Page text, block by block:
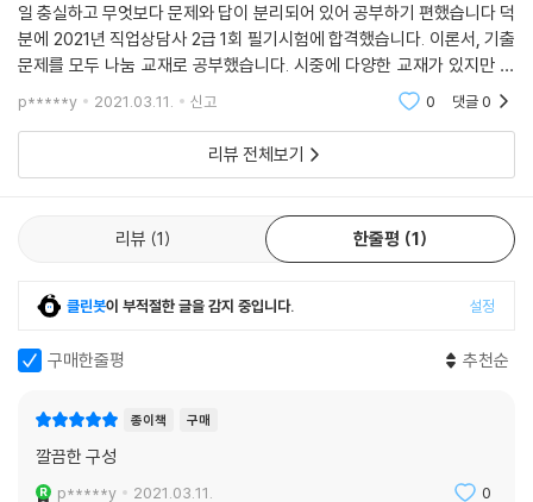
일 충실하고 무엇보다 문제와 답이 분리되어 있어 공부하기 편했습니다 덕
분에 2021년 직업상담사 2급 1회 필기시험에 합격했습니다. 이론서, 기출
문제를 모두 나눔 교재로 공부했습니다. 시중에 다양한 교재가 있지만 나
눔에서 출판한 교재를 적극 추천합니다. 2차 시험 교재도 나눔으로 공부할
생각입니다.
p*****y 2021.03.11. 신고 0 댓글0
리뷰 전체보기
리뷰 1 한줄평 1
클린봇이 부적절한 글을 감지 중입니다. 설정
구매한줄평 추천순
종이책 구매
깔끔한 구성
p*****y 2021.03.11. 0